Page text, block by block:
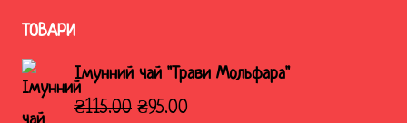
ТОВАРИ
Імунний чай "Трави Мольфара"
₴115.00 Оригінальна
₴95.00Поточна